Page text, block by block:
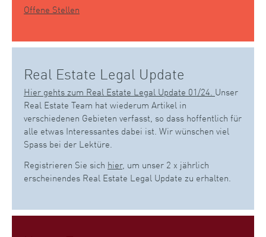
Offene Stellen
Real Estate Legal Update
Hier gehts zum Real Estate Legal Update 01/24. Unser
Real Estate Team hat wiederum Artikel in
verschiedenen Gebieten verfasst, so dass hoffentlich für
alle etwas Interessantes dabei ist. Wir wünschen viel
Spass bei der Lektüre.
Registrieren Sie sich hier, um unser 2 x jährlich
erscheinendes Real Estate Legal Update zu erhalten.